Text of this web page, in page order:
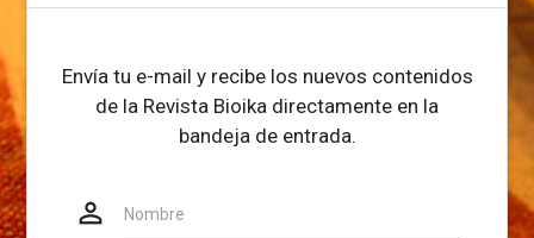
Envía tu e-mail y recibe los nuevos contenidos
de la Revista Bioika directamente en la
bandeja de entrada.
person_outline Nombre
Website